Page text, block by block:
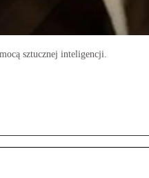
sztucznej inteligencji.